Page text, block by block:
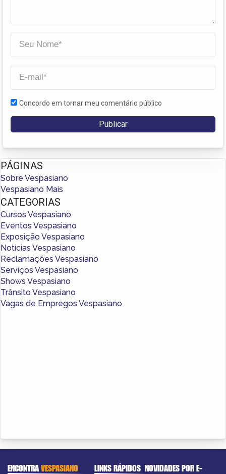
Concordo em tornar meu comentário público
PÁGINAS
Sobre Vespasiano
Vespasiano Mais
CATEGORIAS
Cursos Vespasiano
Eventos Vespasiano
Exposição Vespasiano
Notícias Vespasiano
Reclamações Vespasiano
Serviços Vespasiano
Shows Vespasiano
Trânsito Vespasiano
Vagas de Empregos Vespasiano
ENCONTRAVESPASIANO LINKS RÁPIDOS NOVIDADES POR E-